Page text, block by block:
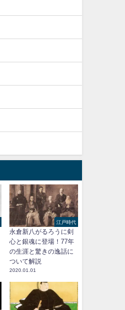
江戸時代
永倉新八がるろうに剣
心と銀魂に登場！77年
の生涯と驚きの逸話に
ついて解説
2020.01.01